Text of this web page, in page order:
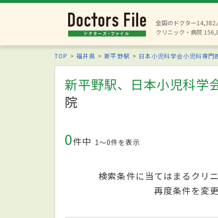
全国のドクター14,382
クリニック・病院
TOP 福井県 新平野駅 日本小児科学会小児科専門
新平野駅、日本小児科学
院
0件中 1〜0件を表示
検索条件に当てはまるクリ
再度条件を変